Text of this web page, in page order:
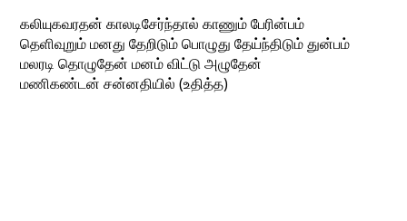
கலியுகவரதன் காலடிசேர்ந்தால் காணும் பேரின்பம்
தெளிவுறும் மனது தேறிடும் பொழுது தேய்ந்திடும் துன்பம்
மலரடி தொழுதேன் மனம் விட்டு அழுதேன்
மணிகண்டன் சன்னதியில் (உதித்த)